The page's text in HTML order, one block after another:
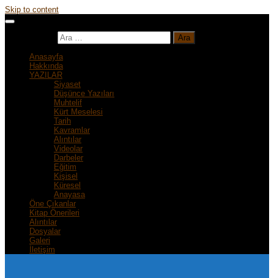
Skip to content
Anasayfa
Hakkında
YAZILAR
Siyaset
Düşünce Yazıları
Muhtelif
Kürt Meselesi
Tarih
Kavramlar
Alıntılar
Videolar
Darbeler
Eğitim
Kişisel
Küresel
Anayasa
Öne Çıkanlar
Kitap Önerileri
Alıntılar
Dosyalar
Galeri
İletişim